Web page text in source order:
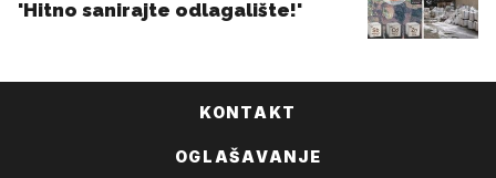
KONTAKT
OGLAŠAVANJE